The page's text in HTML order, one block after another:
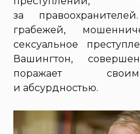
за
грабежей,
сексуальное
Вашингтон,
поражает
и абсурдностью.